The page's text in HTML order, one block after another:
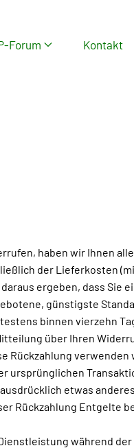
Forum Kontakt
haben wir Ihnen
der Lieferkosten
ergeben, dass Sie
günstigste
binnen vierzehn
über Ihren
Rückzahlung verwenden
ursprünglichen
etwas
Rückzahlung Entgelte
während